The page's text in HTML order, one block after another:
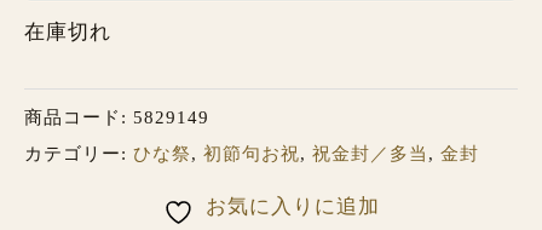
在庫切れ
商品コード: 5829149
カテゴリー: ひな祭, 初節句お祝, 祝金封／多当 , 金封
お気に入りに追加